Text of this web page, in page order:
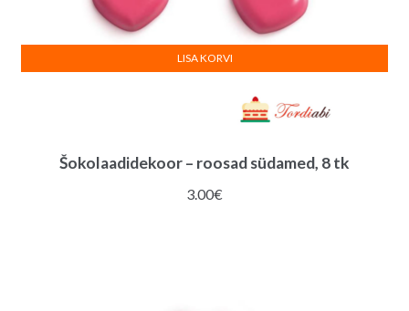
Šokolaadidekoor – roosad südamed, 8 tk
3.00€
LISA KORVI